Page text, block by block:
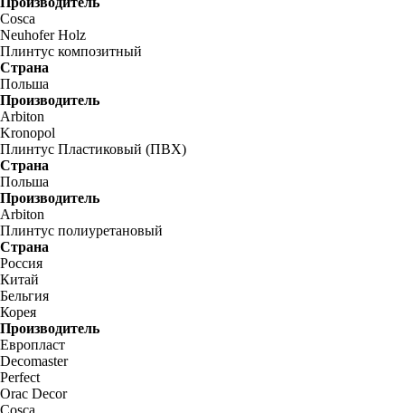
Cosca
Neuhofer Holz
Плинтус композитный
Страна
Польша
Производитель
Arbiton
Kronopol
Плинтус Пластиковый (ПВХ)
Страна
Польша
Производитель
Arbiton
Плинтус полиуретановый
Страна
Россия
Китай
Бельгия
Корея
Производитель
Европласт
Decomaster
Perfect
Orac Decor
Cosca